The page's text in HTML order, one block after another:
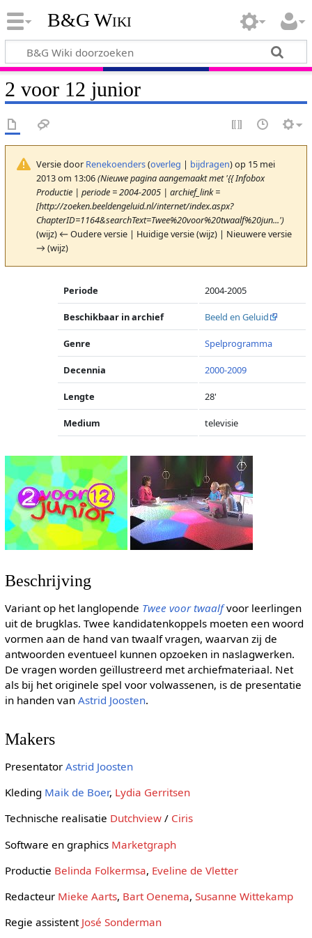
B&G Wiki
2 voor 12 junior
Versie door Renekoenders(overleg | bijdragen)op 15 mei
2013 om 13:06(Nieuwe pagina aangemaakt met '{{ Infobox
Productie | periode = 2004-2005 | archief_link =
[http://zoeken.beeldengeluid.nl/internet/index.aspx?
ChapterID=1164&searchText=Twee%20voor%20twaalf%20jun...')
(wijz) ← Oudere versie | Huidige versie (wijz) | Nieuwere versie
→ (wijz)
Periode 2004-2005
Beschikbaar in archief Beeld en Geluid
Genre Spelprogramma
Decennia 2000-2009
Lengte 28'
Medium televisie
Beschrijving
Variant op het langlopende Twee voor twaalfvoor leerlingen
uit de brugklas. Twee kandidatenkoppels moeten een woord
vormen aan de hand van twaalf vragen, waarvan zij de
antwoorden eventueel kunnen opzoeken in naslagwerken.
De vragen worden geïllustreerd met archiefmateriaal. Net
als bij het originele spel voor volwassenen, is de presentatie
in handen van Astrid Joosten.
Makers
Presentator Astrid Joosten
Kleding Maik de Boer, Lydia Gerritsen
Technische realisatie Dutchview/ Ciris
Software en graphics Marketgraph
Productie Belinda Folkermsa, Eveline de Vletter
Redacteur Mieke Aarts, Bart Oenema, Susanne Wittekamp
Regie assistent José Sonderman